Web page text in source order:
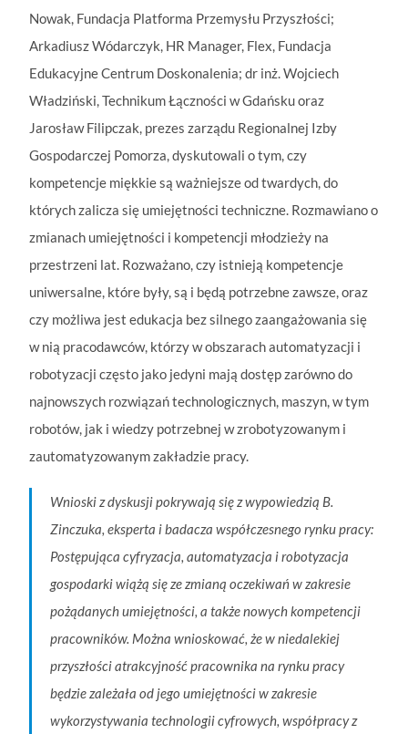
Nowak, Fundacja Platforma Przemysłu Przyszłości;
Arkadiusz Wódarczyk, HR Manager, Flex, Fundacja
Edukacyjne Centrum Doskonalenia; dr inż. Wojciech
Władziński, Technikum Łączności w Gdańsku oraz
Jarosław Filipczak, prezes zarządu Regionalnej Izby
Gospodarczej Pomorza, dyskutowali o tym, czy
kompetencje miękkie są ważniejsze od twardych, do
których zalicza się umiejętności techniczne. Rozmawiano o
zmianach umiejętności i kompetencji młodzieży na
przestrzeni lat. Rozważano, czy istnieją kompetencje
uniwersalne, które były, są i będą potrzebne zawsze, oraz
czy możliwa jest edukacja bez silnego zaangażowania się
w nią pracodawców, którzy w obszarach automatyzacji i
robotyzacji często jako jedyni mają dostęp zarówno do
najnowszych rozwiązań technologicznych, maszyn, w tym
robotów, jak i wiedzy potrzebnej w zrobotyzowanym i
zautomatyzowanym zakładzie pracy.
Wnioski z dyskusji pokrywają się z wypowiedzią B.
Zinczuka, eksperta i badacza współczesnego rynku pracy:
Postępująca cyfryzacja, automatyzacja i robotyzacja
gospodarki wiążą się ze zmianą oczekiwań w zakresie
pożądanych umiejętności, a także nowych kompetencji
pracowników. Można wnioskować, że w niedalekiej
przyszłości atrakcyjność pracownika na rynku pracy
będzie zależała od jego umiejętności w zakresie
wykorzystywania technologii cyfrowych, współpracy z